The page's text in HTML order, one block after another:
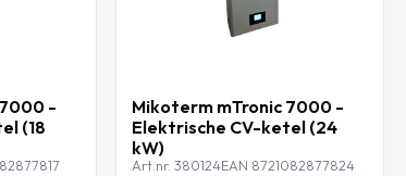
-
(18
Mikoterm mTronic 7000 -
Elektrische CV-ketel (24
kW)
Art.nr. 380124EAN 8721082877824